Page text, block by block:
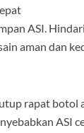
ASI.
aman dan
rapat
ASI